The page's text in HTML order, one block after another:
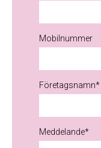
Mobilnummer
Företagsnamn*
Meddelande*